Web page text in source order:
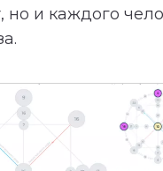
но и каждого